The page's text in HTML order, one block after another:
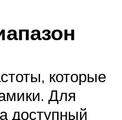
которые
Для
доступный